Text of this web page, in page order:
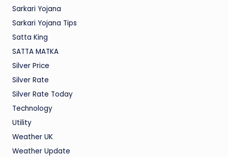
Sarkari Yojana
Sarkari Yojana Tips
Satta King
SATTA MATKA
Silver Price
Silver Rate
Silver Rate Today
Technology
Utility
Weather UK
Weather Update